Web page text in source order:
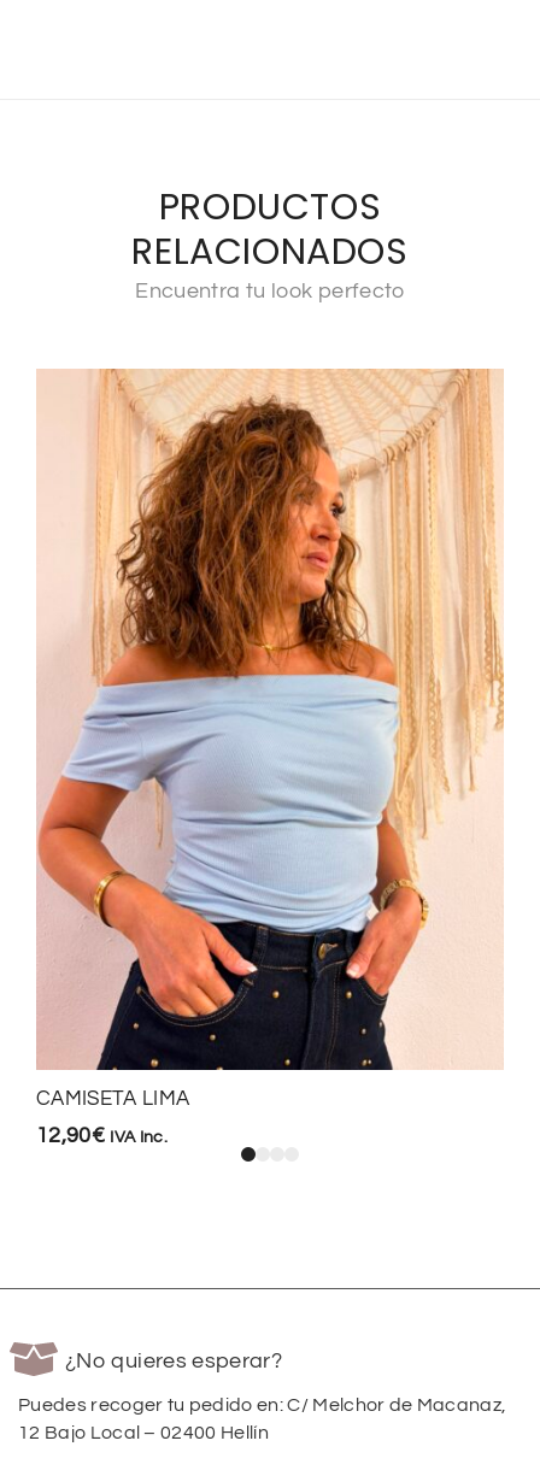
PRODUCTOS
RELACIONADOS
Encuentra tu look perfecto
CAMISETA LIMA
12,90€ IVA Inc.
¿No quieres esperar?
Puedes recoger tu pedido en: C/ Melchor de Macanaz,
12 Bajo Local – 02400 Hellín